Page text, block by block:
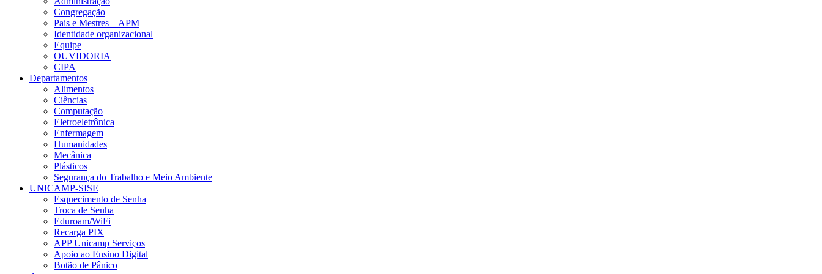
Congregação
Pais e Mestres – APM
Identidade organizacional
Equipe
OUVIDORIA
CIPA
Departamentos
Alimentos
Ciências
Computação
Eletroeletrônica
Enfermagem
Humanidades
Mecânica
Plásticos
Segurança do Trabalho e Meio Ambiente
UNICAMP-SISE
Esquecimento de Senha
Troca de Senha
Eduroam/WiFi
Recarga PIX
APP Unicamp Serviços
Apoio ao Ensino Digital
Botão de Pânico